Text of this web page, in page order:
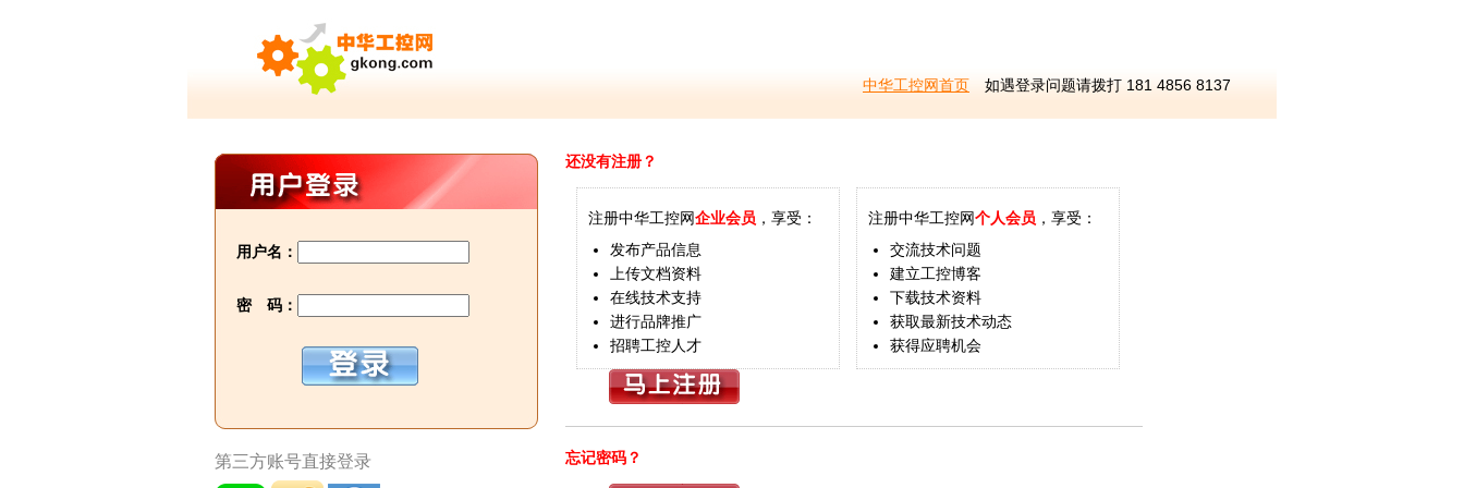
中华工控网首页 如遇登录问题请拨打 181 4856 8137
用户名：
密 码：
第三方账号直接登录
还没有注册？
注册中华工控网企业会员 ，享受：
发布产品信息
上传文档资料
在线技术支持
进行品牌推广
招聘工控人才
注册中华工控网个人会员 ，享受：
交流技术问题
建立工控博客
下载技术资料
获取最新技术动态
获得应聘机会
忘记密码？